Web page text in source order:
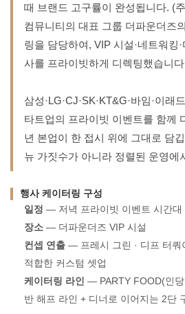
때 브랜드 고구률이 완성됩니다. (
컴뮤니티의 대표 그룹 더파운더즈
링을 담당하여, VIP 시설·네트워킹
사를 프라이빗하게 디렉팅했습니
삼성·LG·CJ·SK·KT&G·바임·이래
타트업의 프라이빗 이벤트를 함께
년 본업이 한 접시 위에 그대로 담
뉴 가짓수가 아니라 정렬된 운영에
행사 케이터링 구성
일정 — 저녁 프라이빗 이벤트 시간대
장소 — 더파운더즈 VIP 시설
컨셉 연출 — 프레시 그린 · 디프 터쿼
적합한 커스텀 셋업
케이터링 라인 — PARTY FOOD(인
반 해프 라인 + 디너로 이어지는 2단